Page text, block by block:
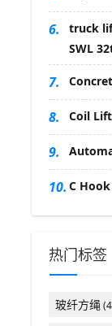
6.
truck
SWL
7.
8. Coil
9.
10. C
热门标签
玻纤方绳